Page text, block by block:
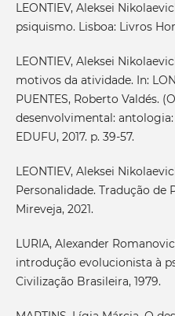
LEONTIEV, Aleksei
psiquismo. Lisboa: Livros
LEONTIEV, Aleksei
motivos da atividade. In:
PUENTES, Roberto Valdés.
desenvolvimental: antologia:
EDUFU, 2017. p. 39-57.
LEONTIEV, Aleksei
Personalidade. Tradução de
Mireveja, 2021.
LURIA, Alexander
introdução evolucionista à
Civilização Brasileira, 1979.